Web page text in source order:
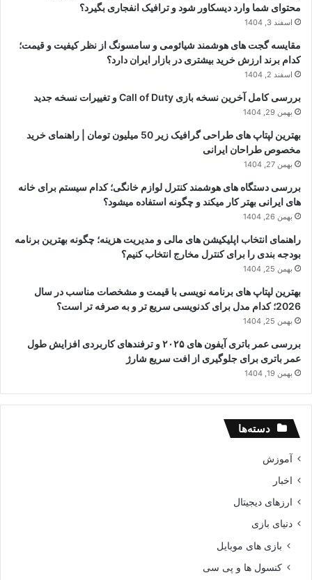
محتوای شما وارد دیسکاور شود و ترافیک انفجاری بگیرد؟
اسفند 3, 1404
مقایسه گجت های هوشمند شیائومی و سامسونگ از نظر کیفیت و قیمت؛
کدام برند ارزش خرید بیشتری در بازار ایران دارد؟
اسفند 2, 1404
بررسی کامل آخرین نسخه بازی Call of Duty و تغییرات نسخه جدید
بهمن 29, 1404
بهترین لپتاپ های طراحی گرافیک زیر 50 میلیون تومان | راهنمای خرید
مخصوص طراحان ایرانی
بهمن 27, 1404
بررسی دستگاه های هوشمند کنترل لوازم خانگی؛ کدام سیستم برای خانه
های ایرانی بهتر کار میکند و چگونه استفاده میشود؟
بهمن 26, 1404
راهنمای انتخاب اپلیکیشن های مالی و مدیریت هزینه؛ چگونه بهترین برنامه
بودجه بندی را برای کنترل مخارج انتخاب کنیم؟
بهمن 25, 1404
بهترین لپتاپ های برنامه نویسی با قیمت و مشخصات مناسب در سال
2026؛ کدام مدل برای کدنویسی سریع تر و به صرفه تر است؟
بهمن 25, 1404
بررسی عمر باتری آیفون های ۲۰۲۵ و ترفندهای کاربردی افزایش طول
عمر باتری برای جلوگیری از افت سریع شارژ
بهمن 19, 1404
دسته‌ها
آموزش
اخبار
ارزهای دیجیتال
دنیای بازی
بازی های موبایل
کنسول ها و پی سی